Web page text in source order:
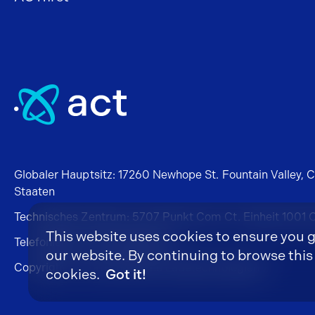
This website uses cookies to ensure you
our website. By continuing to browse
cookies. Got it!
Globaler Hauptsitz: 17260 Newhope St. Fountain Valley,
Staaten
Technisches Zentrum: 5707 Punkt Com Ct. Einheit 1001
Telefonieren:+1 877 228 5922
Copyright © Fortschrittliche Ladetechnologien 2